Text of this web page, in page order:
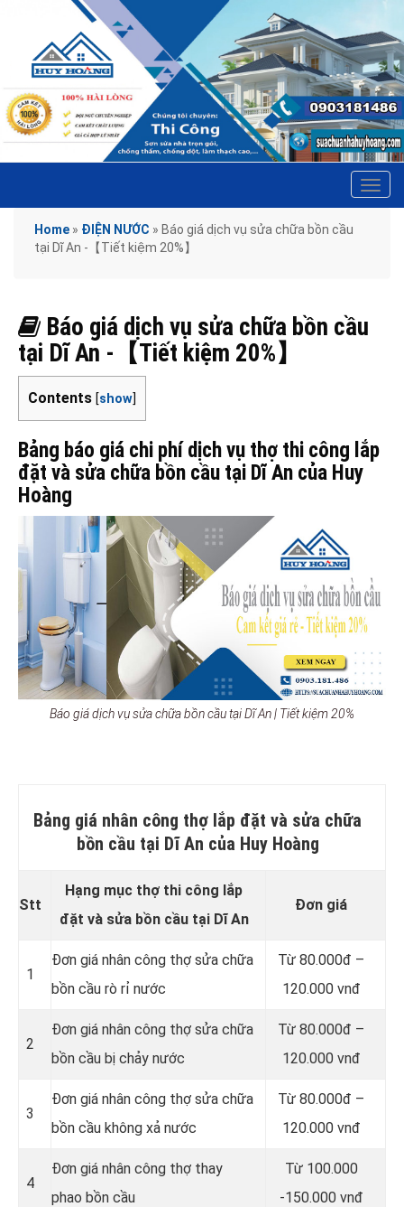
Home » ĐIỆN NƯỚC » Báo giá dịch vụ sửa chữa bồn cầu
tại Dĩ An -【Tiết kiệm 20%】
Báo giá dịch vụ sửa chữa bồn cầu
tại Dĩ An -【Tiết kiệm 20%】
Contents [show]
Bảng báo giá chi phí dịch vụ thợ thi công lắp
đặt và sửa chữa bồn cầu tại Dĩ An của Huy
Hoàng
Báo giá dịch vụ sửa chữa bồn cầu tại Dĩ An | Tiết kiệm 20%
Bảng giá nhân công thợ lắp đặt và sửa chữa
bồn cầu tại Dĩ An của Huy Hoàng
Stt
Hạng mục thợ thi công lắp
đặt và sửa bồn cầu tại Dĩ An
Đơn giá
1
Đơn giá nhân công thợ sửa chữa
bồn cầu rò rỉ nước
Từ 80.000đ –
120.000 vnđ
2
Đơn giá nhân công thợ sửa chữa
bồn cầu bị chảy nước
Từ 80.000đ –
120.000 vnđ
3
Đơn giá nhân công thợ sửa chữa
bồn cầu không xả nước
Từ 80.000đ –
120.000 vnđ
4
Đơn giá nhân công thợ thay
phao bồn cầu
Từ 100.000
-150.000 vnđ